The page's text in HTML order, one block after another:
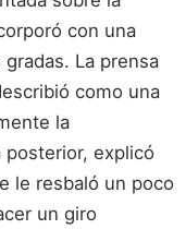
con una
La prensa
como una
la
posterior, explicó
le resbaló un poco
un giro